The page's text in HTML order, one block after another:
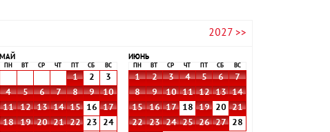
2027 >>
МАЙ
ПН ВТ СР ЧТ СБ ВС
1 2
3
4
5 6 7 8 9
10
11
12 13 14 15 16
17
18
19 20 21 22 23
24
ИЮНЬ
ПН ВТ СР ЧТ СБ ВС
1 2 3 4 5 6
7
8
9 10 11 12 13
14
15
16 17 18 19 20
21
22
23 24 25 26 27
28